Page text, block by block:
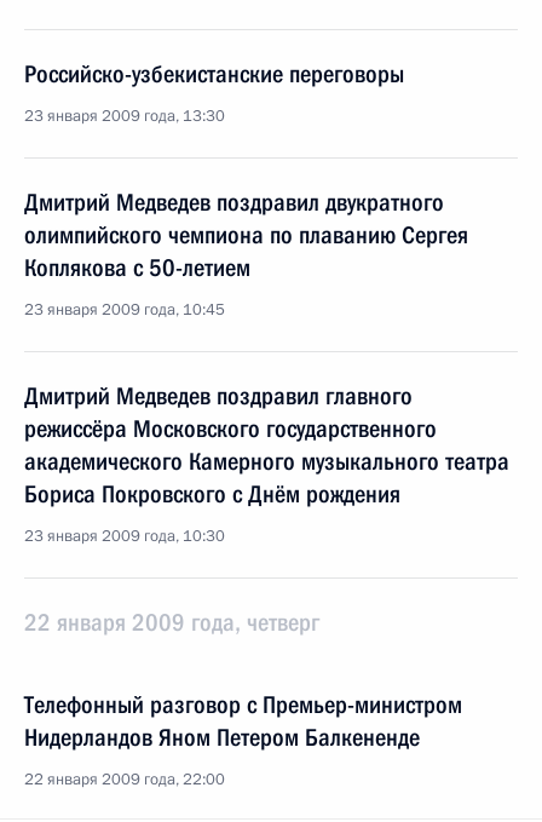
Российско-узбекистанские переговоры
23 января 2009 года, 13:30
Дмитрий Медведев поздравил двукратного
олимпийского чемпиона по плаванию Сергея
Коплякова с 50-летием
23 января 2009 года, 10:45
Дмитрий Медведев поздравил главного
режиссёра Московского государственного
академического Камерного музыкального театра
Бориса Покровского с Днём рождения
23 января 2009 года, 10:30
22 января 2009 года, четверг
Телефонный разговор с Премьер-министром
Нидерландов Яном Петером Балкененде
22 января 2009 года, 22:00